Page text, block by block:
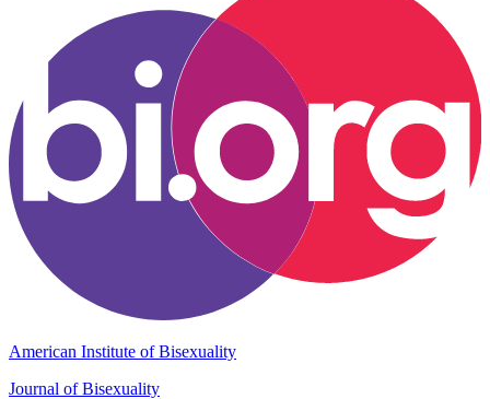
American Institute of Bisexuality
Journal of Bisexuality